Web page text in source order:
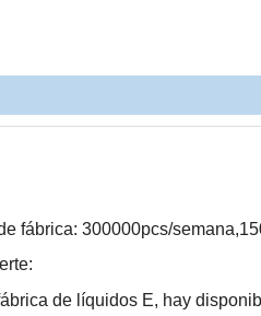
fábrica: 300000pcs/
de líquidos E, hay